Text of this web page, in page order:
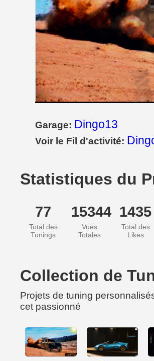
Garage: Dingo13
Voir le Fil d'activité:
Statistiques du
77
Total des
Tunings
15344
Vues
Totales
1435
Total des
Likes
Collection de
Projets de tuning
cet passionné